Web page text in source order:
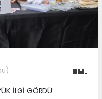
İLGİ GÖRDÜ